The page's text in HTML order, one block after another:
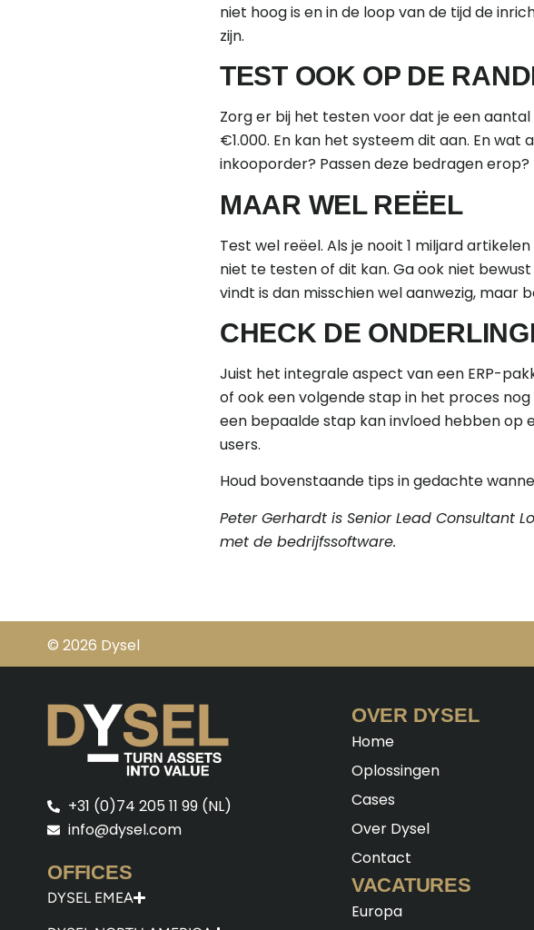
niet hoog is en in de loop van de tijd de
zijn.
TEST OOK OP DE
Zorg er bij het testen voor dat je een
€1.000. En kan het systeem dit aan. En
inkooporder? Passen deze bedragen erop?
MAAR WEL REËEL
Test wel reëel. Als je nooit 1 miljard
niet te testen of dit kan. Ga ook niet
vindt is dan misschien wel aanwezig, maar
CHECK DE
Juist het integrale aspect van een ERP-
of ook een volgende stap in het proces
een bepaalde stap kan invloed hebben op
users.
Houd bovenstaande tips in gedachte
Peter Gerhardt is Senior Lead Consultant
met de bedrijfssoftware.
© 2026 Dysel
+31 (0)74 205 11 99 (NL)
info@dysel.com
OFFICES
DYSEL EMEA
OVER DYSEL
Home
Oplossingen
Cases
Over Dysel
Contact
VACATURES
Europa